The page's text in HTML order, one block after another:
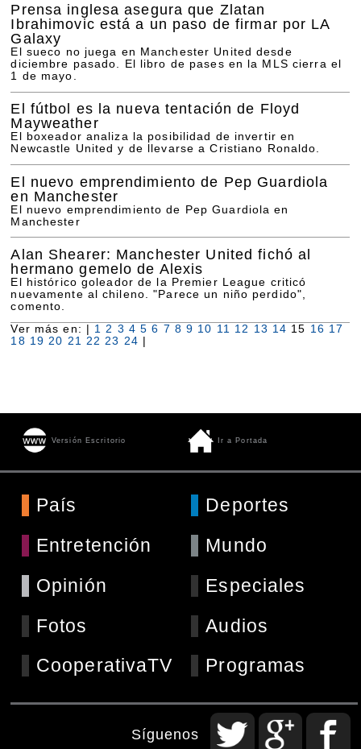
Prensa inglesa asegura que Zlatan
Ibrahimovic está a un paso de firmar por LA
Galaxy
El sueco no juega en Manchester United desde
diciembre pasado. El libro de pases en la MLS cierra el
1 de mayo.
El fútbol es la nueva tentación de Floyd
Mayweather
El boxeador analiza la posibilidad de invertir en
Newcastle United y de llevarse a Cristiano Ronaldo.
El nuevo emprendimiento de Pep Guardiola
en Manchester
El nuevo emprendimiento de Pep Guardiola en
Manchester
Alan Shearer: Manchester United fichó al
hermano gemelo de Alexis
El histórico goleador de la Premier League criticó
nuevamente al chileno. "Parece un niño perdido",
comento.
Ver más en: | 1 2 3 4 5 6 7 8 9 10 11 12 13 14 15 16 17
18 19 20 21 22 23 24 |
Versión Escritorio Ir a Portada
País
Deportes
Entretención
Mundo
Opinión
Especiales
Fotos
Audios
CooperativaTV
Programas
Síguenos